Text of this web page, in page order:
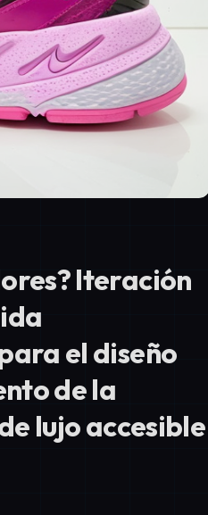
Iteración
el diseño
de la
lujo accesible